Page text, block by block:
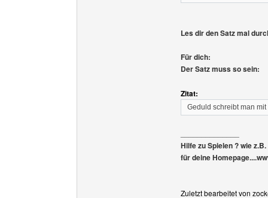
Les dir den Satz mal
Für dich:
Der Satz muss so sein:
Zitat:
Geduld schreibt man
Hilfe zu Spielen ? wie
für deine
Zuletzt bearbeitet von